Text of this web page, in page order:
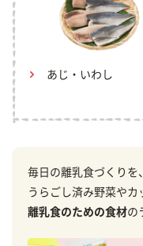
あじ・いわし
毎日の離乳食づくりを
うらごし済み野菜や
離乳食のための食材の